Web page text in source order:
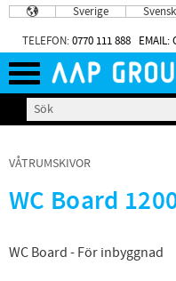
Meny
Sverige
TELEFON:0770 111 888 EMAIL:
VÅTRUMSKIVOR
WC Board
WC Board - För inbyggnad